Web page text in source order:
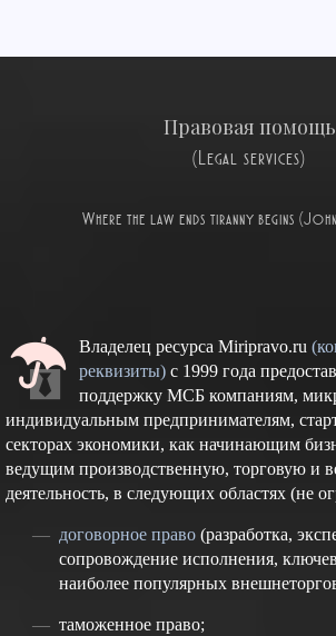
Правовая помощь
(Legal services)
Where the law ends tiranny begins
Владелец ресурса Miripravo.ru
реквизиты)с 1999 года
поддержку МСБ компаниям,
индивидуальным предпринимателям,
секторах экономики, как начинающим
ведущим производственную, торговую и
деятельность, в следующих областях (не
договорное право (разработка,
сопровождение исполнения,
наиболее популярных
таможенное право;